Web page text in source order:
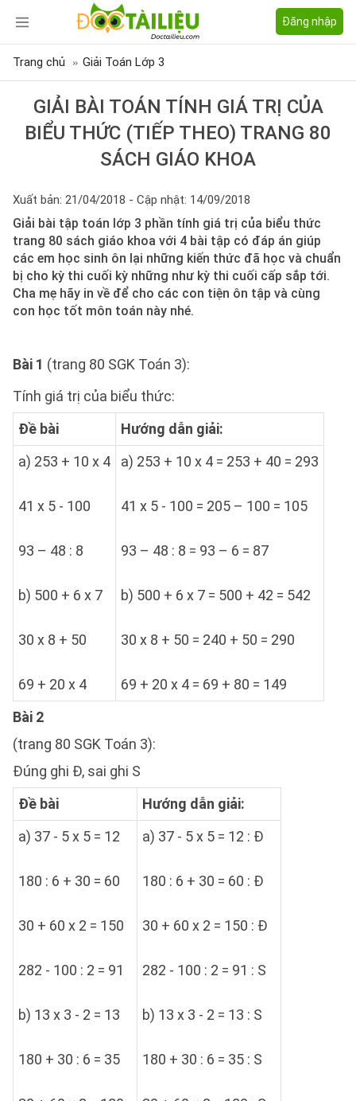
Đăng nhập
Trang chủ Giải Toán Lớp 3
GIẢI BÀI TOÁN TÍNH GIÁ TRỊ CỦA
BIỂU THỨC (TIẾP THEO) TRANG 80
SÁCH GIÁO KHOA
Xuất bản: 21/04/2018 - Cập nhật: 14/09/2018
Giải bài tập toán lớp 3 phần tính giá trị của biểu thức
trang 80 sách giáo khoa với 4 bài tập có đáp án giúp
các em học sinh ôn lại những kiến thức đã học và chuẩn
bị cho kỳ thi cuối kỳ những như kỳ thi cuối cấp sắp tới.
Cha mẹ hãy in về để cho các con tiện ôn tập và cùng
con học tốt môn toán này nhé.
Bài 1 (trang 80 SGK Toán 3):
Tính giá trị của biểu thức:
Đề bài
Hướng dẫn giải:
a) 253 + 10 x 4
41 x 5 - 100
93 – 48 : 8
b) 500 + 6 x 7
30 x 8 + 50
69 + 20 x 4
a) 253 + 10 x 4 = 253 + 40 = 293
41 x 5 - 100 = 205 – 100 = 105
93 – 48 : 8 = 93 – 6 = 87
b) 500 + 6 x 7 = 500 + 42 = 542
30 x 8 + 50 = 240 + 50 = 290
69 + 20 x 4 = 69 + 80 = 149
Bài 2
(trang 80 SGK Toán 3):
Đúng ghi Đ, sai ghi S
Đề bài
Hướng dẫn giải:
a) 37 - 5 x 5 = 12
180 : 6 + 30 = 60
30 + 60 x 2 = 150
282 - 100 : 2 = 91
b) 13 x 3 - 2 = 13
180 + 30 : 6 = 35
a) 37 - 5 x 5 = 12 : Đ
180 : 6 + 30 = 60 : Đ
30 + 60 x 2 = 150 : Đ
282 - 100 : 2 = 91 : S
b) 13 x 3 - 2 = 13 : S
180 + 30 : 6 = 35 : S